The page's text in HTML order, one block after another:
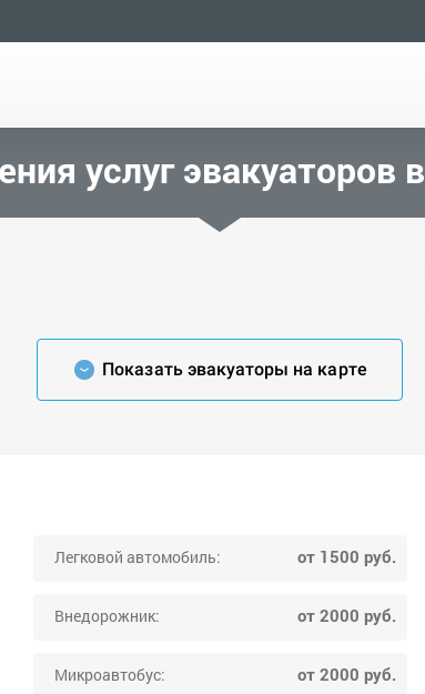
услуг эвакуаторов в
Показать эвакуаторы на карте
Легковой автомобиль: от 1500 руб.
Внедорожник: от 2000 руб.
Микроавтобус: от 2000 руб.